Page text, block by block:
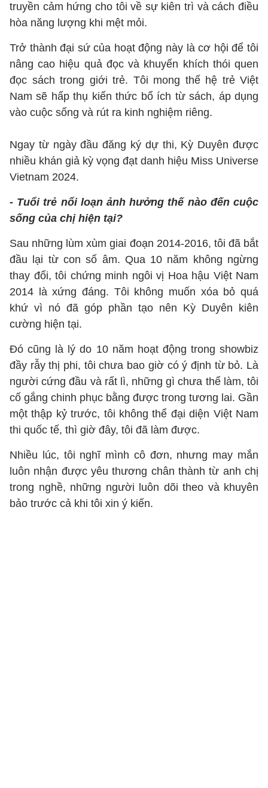
truyền cảm hứng cho tôi về sự kiên trì và cách điều
hòa năng lượng khi mệt mỏi.
Trở thành đại sứ của hoạt động này là cơ hội để tôi
nâng cao hiệu quả đọc và khuyến khích thói quen
đọc sách trong giới trẻ. Tôi mong thế hệ trẻ Việt
Nam sẽ hấp thụ kiến thức bổ ích từ sách, áp dụng
vào cuộc sống và rút ra kinh nghiệm riêng.
Ngay từ ngày đầu đăng ký dự thi, Kỳ Duyên được
nhiều khán giả kỳ vọng đạt danh hiệu Miss Universe
Vietnam 2024.
- Tuổi trẻ nổi loạn ảnh hưởng thế nào đến cuộc
sống của chị hiện tại?
Sau những lùm xùm giai đoạn 2014-2016, tôi đã bắt
đầu lại từ con số âm. Qua 10 năm không ngừng
thay đổi, tôi chứng minh ngôi vị Hoa hậu Việt Nam
2014 là xứng đáng. Tôi không muốn xóa bỏ quá
khứ vì nó đã góp phần tạo nên Kỳ Duyên kiên
cường hiện tại.
Đó cũng là lý do 10 năm hoạt động trong showbiz
đầy rẫy thị phi, tôi chưa bao giờ có ý định từ bỏ. Là
người cứng đầu và rất lì, những gì chưa thể làm, tôi
cố gắng chinh phục bằng được trong tương lai. Gần
một thập kỷ trước, tôi không thể đại diện Việt Nam
thi quốc tế, thì giờ đây, tôi đã làm được.
Nhiều lúc, tôi nghĩ mình cô đơn, nhưng may mắn
luôn nhận được yêu thương chân thành từ anh chị
trong nghề, những người luôn dõi theo và khuyên
bảo trước cả khi tôi xin ý kiến.